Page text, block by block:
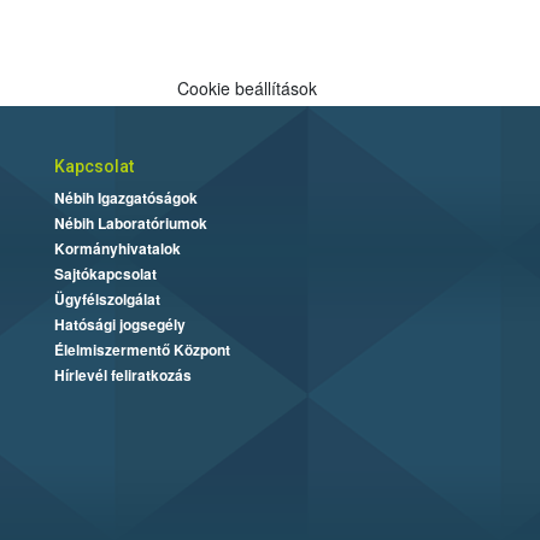
Cookie beállítások
Kapcsolat
Nébih Igazgatóságok
Nébih Laboratóriumok
Kormányhivatalok
Sajtókapcsolat
Ügyfélszolgálat
Hatósági jogsegély
Élelmiszermentő Központ
Hírlevél feliratkozás